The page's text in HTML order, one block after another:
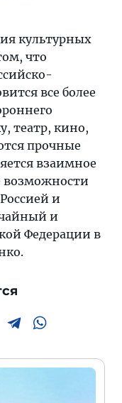
культурных
что
все более
театр, кино,
прочные
взаимное
возможности
и
и
Федерации в